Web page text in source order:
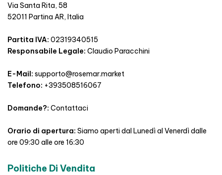
Via Santa Rita, 58
52011 Partina AR, Italia
Partita IVA: 02319340515
Responsabile Legale: Claudio Paracchini
E-Mail: supporto@rosemar.market
Telefono: +393508516067
Domande?: Contattaci
Orario di apertura: Siamo aperti dal Lunedì al Venerdì dalle
ore 09:30 alle ore 16:30
Politiche Di Vendita